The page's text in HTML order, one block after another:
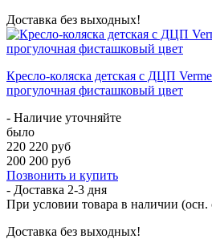
Доставка без выходных!
Кресло-коляска детская с ДЦП
прогулочная фисташковый цвет
- Наличие уточняйте
было
220 220 руб
200 200 руб
Позвонить и купить
- Доставка 2-3 дня
При условии товара в наличии (осн.
Доставка без выходных!